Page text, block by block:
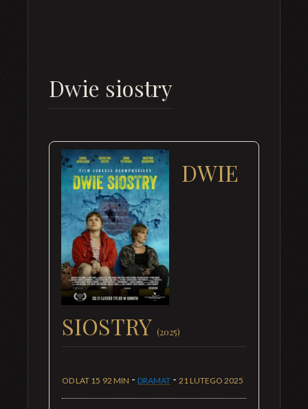
Dwie siostry
DWIE
SIOSTRY (2025)
OD LAT 15 92 MIN - DRAMAT - 21 LUTEGO 2025